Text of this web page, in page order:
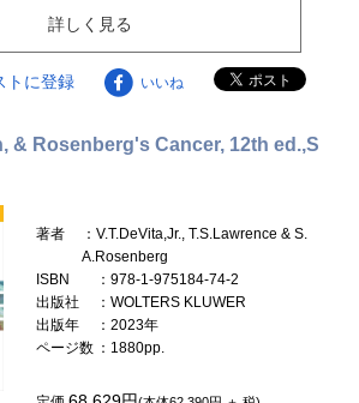
詳しく見る
トに登録 いいね
& Rosenberg's Cancer, 12th ed.,S
著者
：V.T.DeVita,Jr., T.S.Lawrence & S.
A.Rosenberg
ISBN
：978-1-975184-74-2
出版社
：WOLTERS KLUWER
出版年
：2023年
ページ数 ：1880pp.